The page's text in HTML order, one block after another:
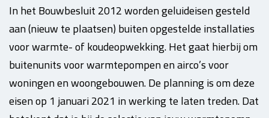
In het Bouwbesluit 2012 worden geluideisen gesteld
aan (nieuw te plaatsen) buiten opgestelde installaties
voor warmte- of koudeopwekking. Het gaat hierbij om
buitenunits voor warmtepompen en airco’s voor
woningen en woongebouwen. De planning is om deze
eisen op 1 januari 2021 in werking te laten treden. Dat